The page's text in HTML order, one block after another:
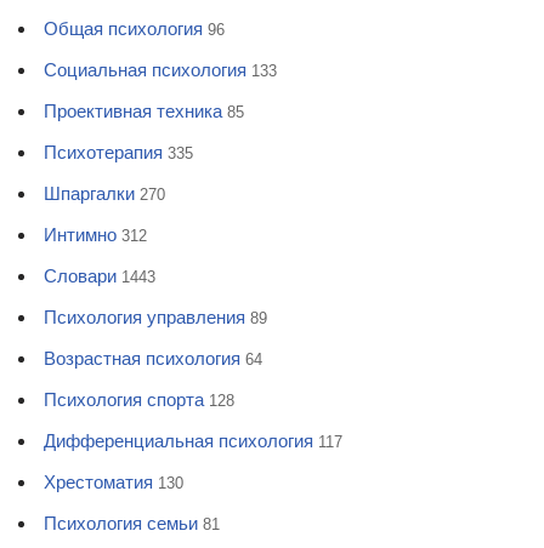
Общая психология 96
Социальная психология 133
Проективная техника 85
Психотерапия 335
Шпаргалки 270
Интимно 312
Словари 1443
Психология управления 89
Возрастная психология 64
Психология спорта 128
Дифференциальная психология 117
Хрестоматия 130
Психология семьи 81